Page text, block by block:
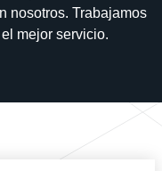
nosotros. Trabajamos
mejor servicio.